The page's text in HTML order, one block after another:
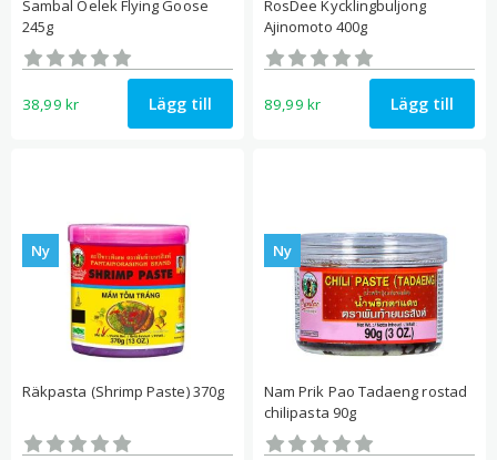
Sambal Oelek Flying Goose
245g
Betygsatt
0
av 5
38,99 kr Lägg till
RosDee Kycklingbuljong
Ajinomoto 400g
Betygsatt
0
av 5
89,99 kr Lägg till
Ny
Räkpasta (Shrimp Paste) 370g
Betygsatt
0
av 5
Ny
Nam Prik Pao Tadaeng rostad
chilipasta 90g
Betygsatt
0
av 5